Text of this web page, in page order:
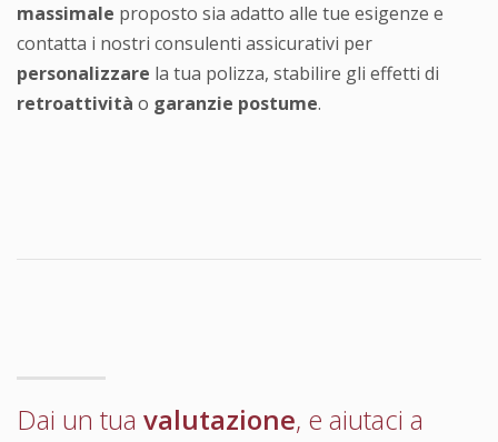
massimale proposto sia adatto alle tue esigenze e
contatta i nostri consulenti assicurativi per
personalizzare la tua polizza, stabilire gli effetti di
retroattività o garanzie postume.
Dai un tua valutazione, e aiutaci a